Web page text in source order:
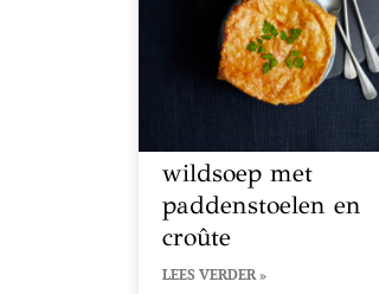
wildsoep met
paddenstoelen en
croûte
LEES VERDER »